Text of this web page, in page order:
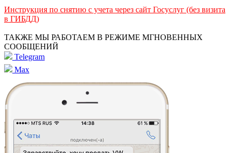
Инструкция по снятию с учета через сайт Госуслуг (без визита
в ГИБДД)
ТАКЖЕ МЫ РАБОТАЕМ В РЕЖИМЕ МГНОВЕННЫХ
СООБЩЕНИЙ
Telegram
Max